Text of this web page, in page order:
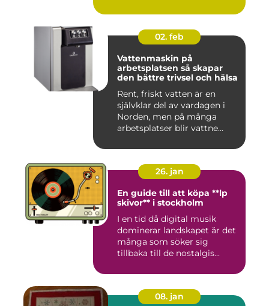
02. feb
Vattenmaskin på
arbetsplatsen så skapar
den bättre trivsel och hälsa
Rent, friskt vatten är en
självklar del av vardagen i
Norden, men på många
arbetsplatser blir vattne...
26. jan
En guide till att köpa **lp
skivor** i stockholm
I en tid då digital musik
dominerar landskapet är det
många som söker sig
tillbaka till de nostalgis...
08. jan